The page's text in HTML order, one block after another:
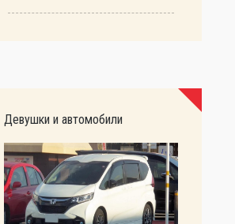
Девушки и автомобили